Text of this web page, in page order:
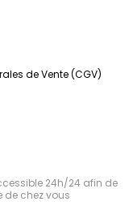
de Vente (CGV)
24h/24 afin de
chez vous